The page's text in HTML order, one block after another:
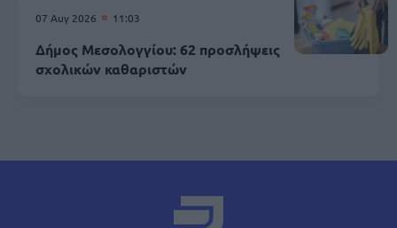
07 Αυγ 2026 11:03
Δήμος Μεσολογγίου: 62 προσλήψεις
σχολικών καθαριστών